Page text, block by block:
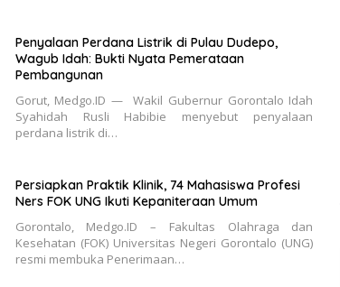
Penyalaan Perdana Listrik di Pulau Dudepo,
Wagub Idah: Bukti Nyata Pemerataan
Pembangunan
Gorut, Medgo.ID — Wakil Gubernur Gorontalo Idah
Syahidah Rusli Habibie menyebut penyalaan
perdana listrik di…
Persiapkan Praktik Klinik, 74 Mahasiswa Profesi
Ners FOK UNG Ikuti Kepaniteraan Umum
Gorontalo, Medgo.ID – Fakultas Olahraga dan
Kesehatan (FOK) Universitas Negeri Gorontalo (UNG)
resmi membuka Penerimaan…